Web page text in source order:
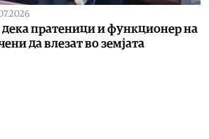
дека пратеници и функционер на
да влезат во земјата